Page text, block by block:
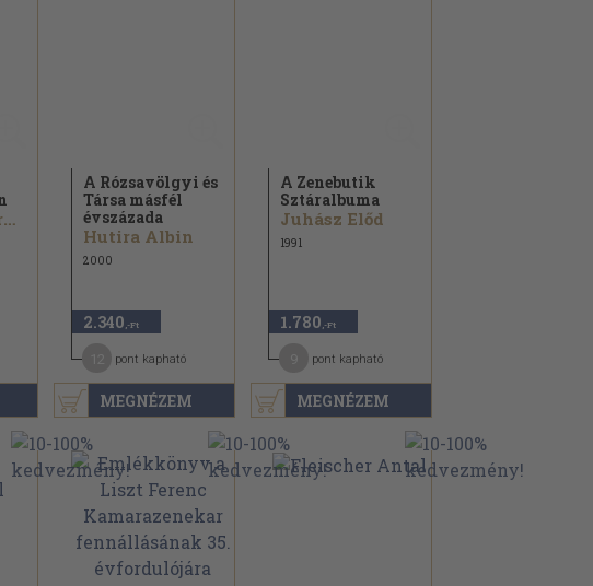
Czigány György...
MEGNÉZEM
A Rózsavölgyi és
Társa másfél
évszázada
Hutira Albin
2000
2.340 ,-Ft
pont kapható
MEGNÉZEM
A Zenebutik
Sztáralbuma
Juhász Előd
1991
1.780 ,-Ft
pont kapható